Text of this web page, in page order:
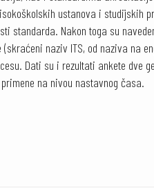
ustanova i studijskih
standarda. Nakon toga su
naziv ITS, od naziva na
Dati su i rezultati ankete dve
na nivou nastavnog časa.